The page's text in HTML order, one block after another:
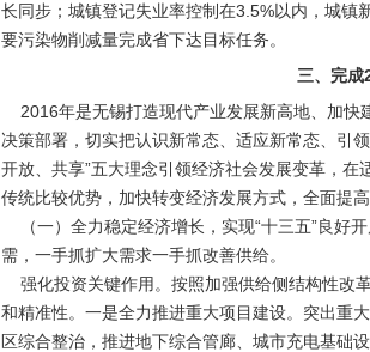
长同步；城镇登记失业率控制在3.5%以内，城镇
要污染物削减量完成省下达目标任务。
三、完成
2016年是无锡打造现代产业发展新高地、加快
决策部署，切实把认识新常态、适应新常态、引
开放、共享”五大理念引领经济社会发展变革，
传统比较优势，加快转变经济发展方式，全面提
（一）全力稳定经济增长，实现“十三五”良好
需，一手抓扩大需求一手抓改善供给。
强化投资关键作用。按照加强供给侧结构性改
和精准性。一是全力推进重大项目建设。突出重
区综合整治，推进地下综合管廊、城市充电基础